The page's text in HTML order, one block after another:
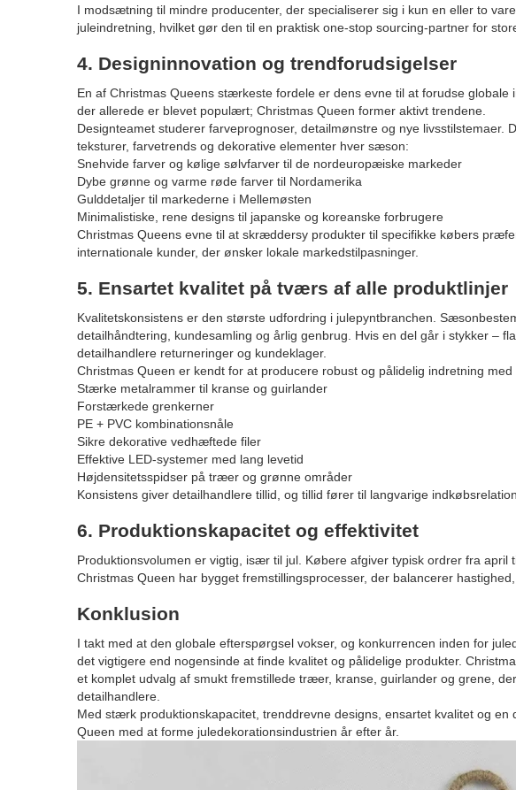
I modsætning til mindre producenter, der specialiserer sig i kun en eller to
juleindretning, hvilket gør den til en praktisk one-stop sourcing-partner for
4. Designinnovation og trendforudsigelser
En af Christmas Queens stærkeste fordele er dens evne til at forudse
der allerede er blevet populært; Christmas Queen former aktivt trendene.
Designteamet studerer farveprognoser, detailmønstre og nye
teksturer, farvetrends og dekorative elementer hver sæson:
Snehvide farver og kølige sølvfarver til de nordeuropæiske markeder
Dybe grønne og varme røde farver til Nordamerika
Gulddetaljer til markederne i Mellemøsten
Minimalistiske, rene designs til japanske og koreanske forbrugere
Christmas Queens evne til at skræddersy produkter til specifikke købers
internationale kunder, der ønsker lokale markedstilpasninger.
5. Ensartet kvalitet på tværs af alle produktlinjer
Kvalitetskonsistens er den største udfordring i julepyntbranchen.
detailhåndtering, kundesamling og årlig genbrug. Hvis en del går i stykker –
detailhandlere returneringer og kundeklager.
Christmas Queen er kendt for at producere robust og pålidelig indretning
Stærke metalrammer til kranse og guirlander
Forstærkede grenkerner
PE + PVC kombinationsnåle
Sikre dekorative vedhæftede filer
Effektive LED-systemer med lang levetid
Højdensitetsspidser på træer og grønne områder
Konsistens giver detailhandlere tillid, og tillid fører til langvarige
6. Produktionskapacitet og effektivitet
Produktionsvolumen er vigtig, især til jul. Købere afgiver typisk ordrer fra april
Christmas Queen har bygget fremstillingsprocesser, der balancerer
Konklusion
I takt med at den globale efterspørgsel vokser, og konkurrencen inden for
det vigtigere end nogensinde at finde kvalitet og pålidelige produkter.
et komplet udvalg af smukt fremstillede træer, kranse, guirlander og grene,
detailhandlere.
Med stærk produktionskapacitet, trenddrevne designs, ensartet kvalitet og
Queen med at forme juledekorationsindustrien år efter år.